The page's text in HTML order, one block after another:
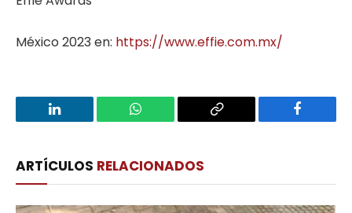
México 2023 en: https://www.effie.com.mx/
LinkedIn WhatsApp
Copy
Facebook
ARTÍCULOS RELACIONADOS